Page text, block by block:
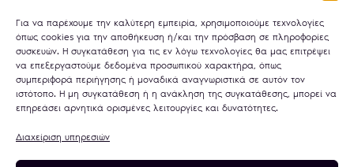
Για να παρέχουμε την καλύτερη εμπειρία, χρησιμοποιούμε τεχνολογίες
όπως cookies για την αποθήκευση ή/και την πρόσβαση σε πληροφορίες
συσκευών. Η συγκατάθεση για τις εν λόγω τεχνολογίες θα μας επιτρέψει
να επεξεργαστούμε δεδομένα προσωπικού χαρακτήρα, όπως
συμπεριφορά περιήγησης ή μοναδικά αναγνωριστικά σε αυτόν τον
ιστότοπο. Η μη συγκατάθεση ή η ανάκληση της συγκατάθεσης, μπορεί να
επηρεάσει αρνητικά ορισμένες λειτουργίες και δυνατότητες.
Διαχείριση υπηρεσιών